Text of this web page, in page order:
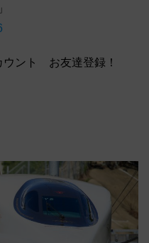
ント お友達登録！